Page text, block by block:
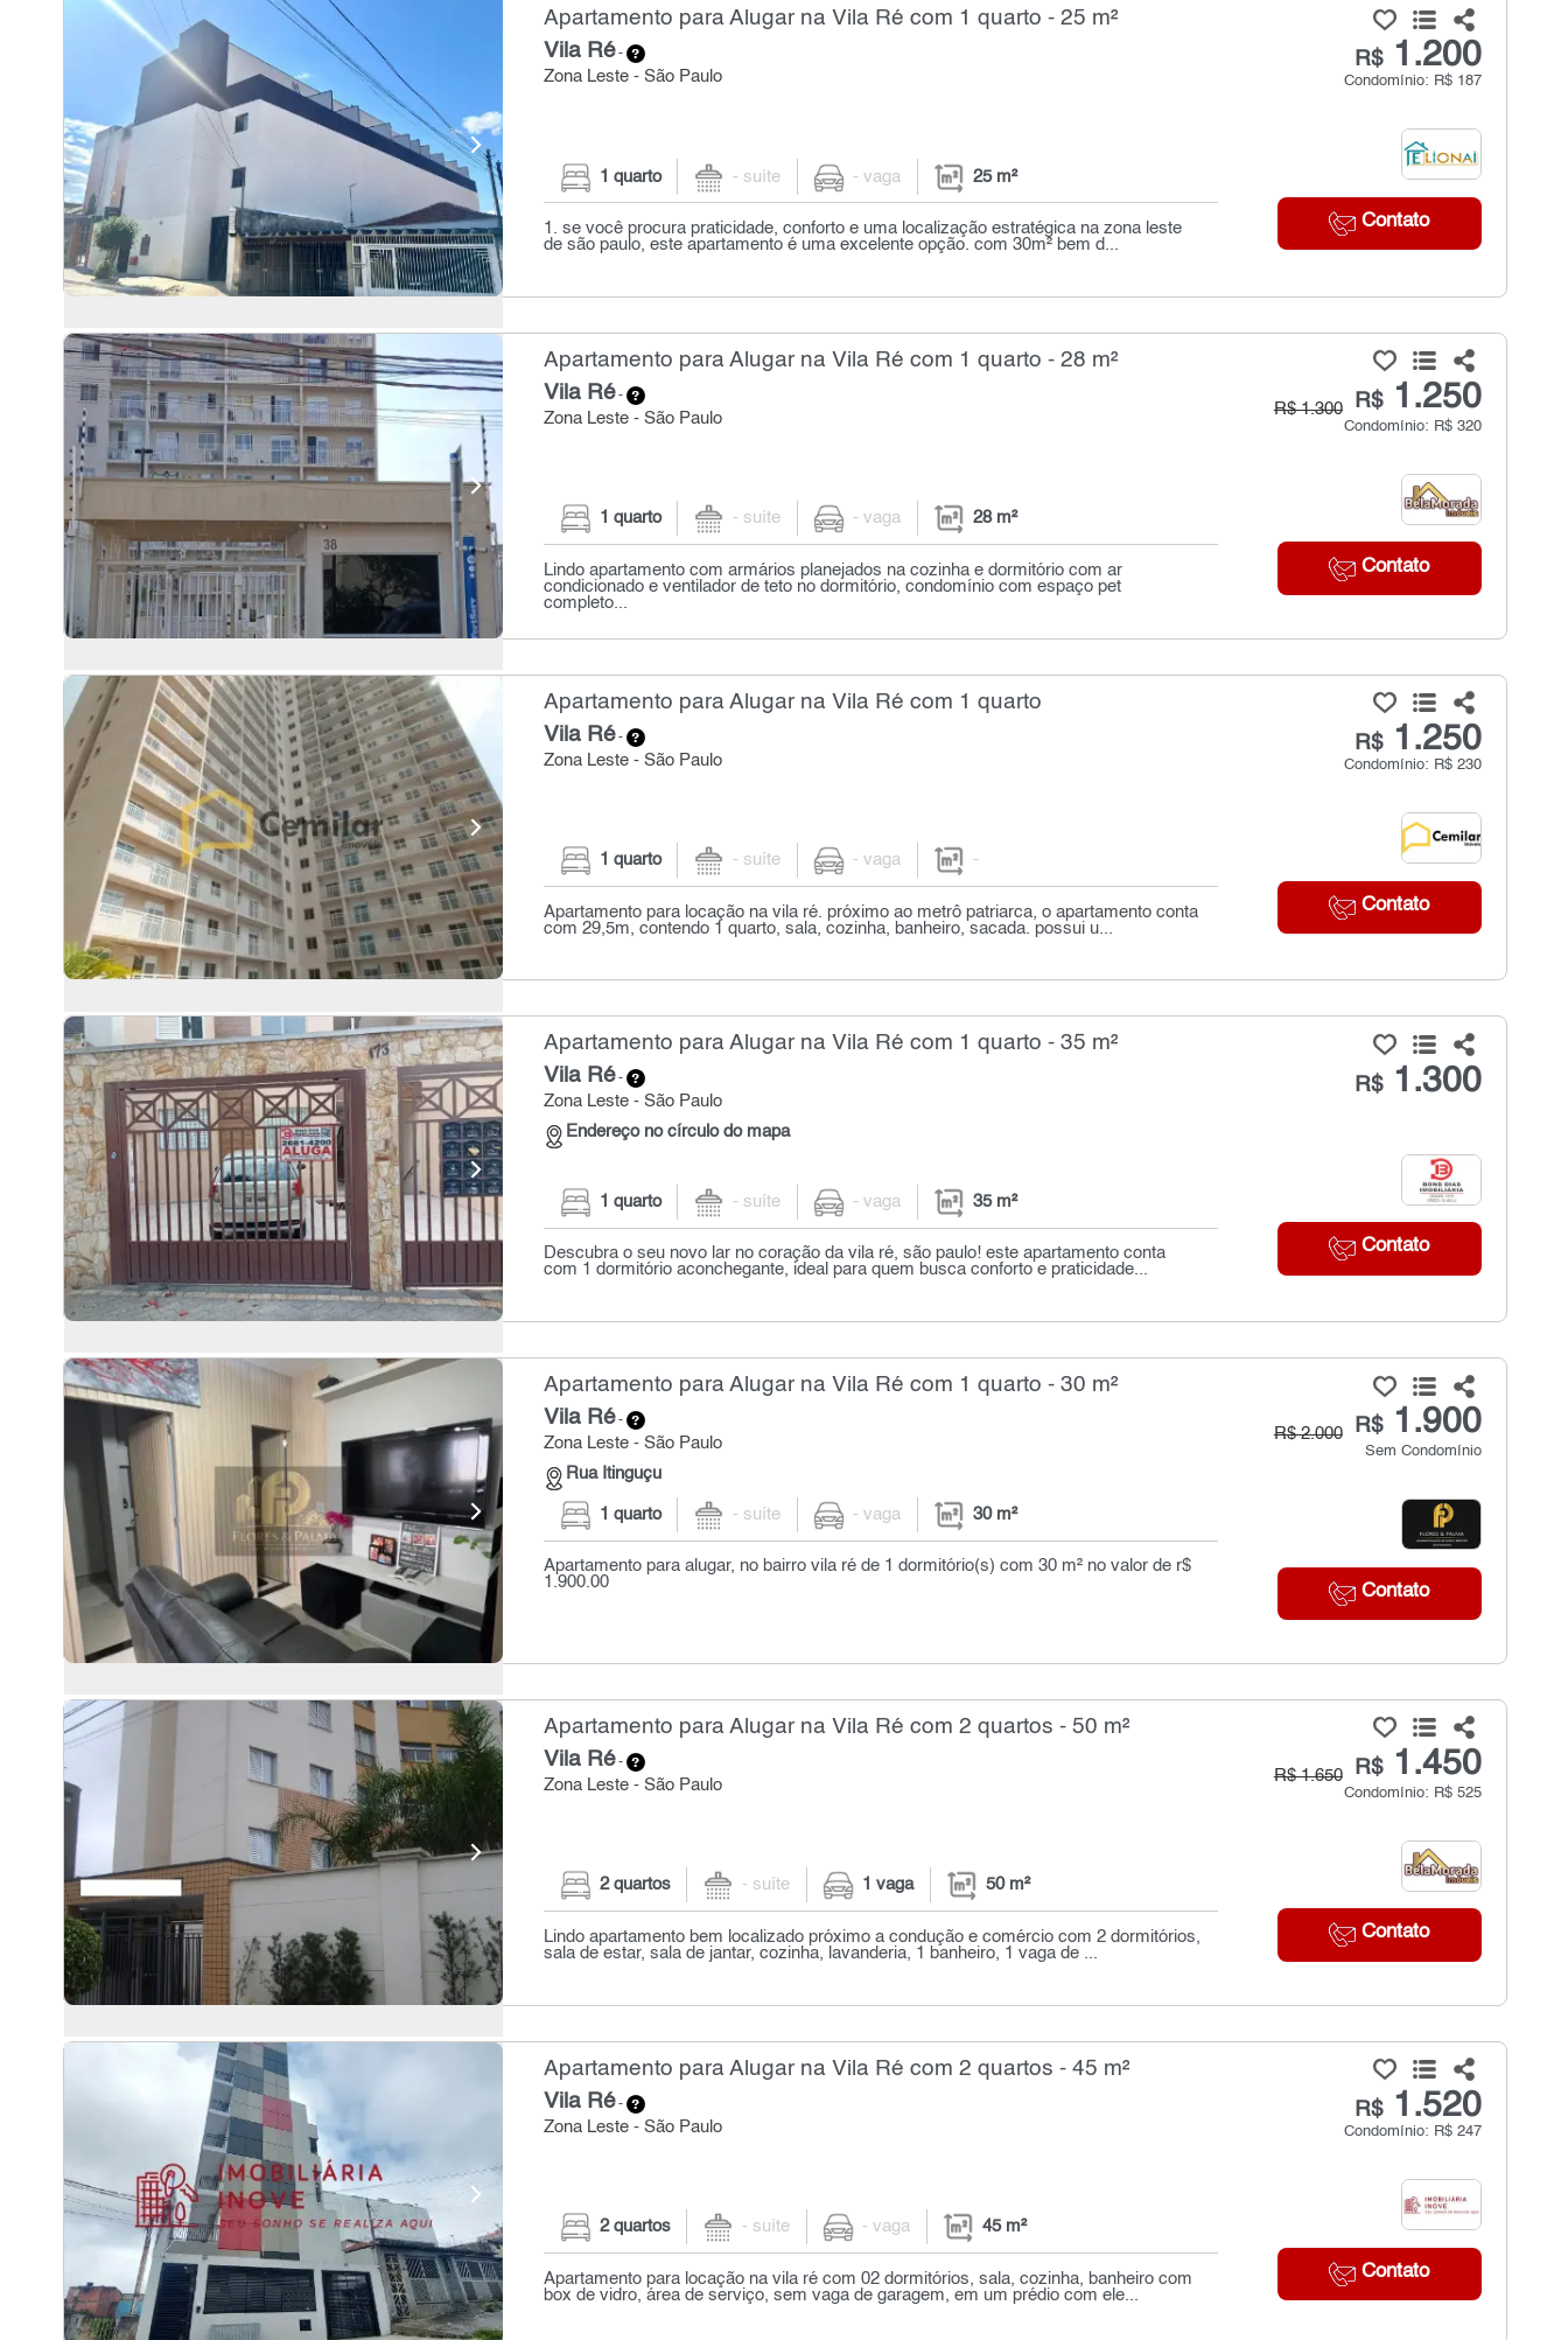
Apartamento para Alugar na Vila Ré com 1 quarto - 25 m²
Vila Ré-
Zona Leste - São Paulo
R$1.200
Condomínio: R$ 187
Contato
1 quarto - suíte - vaga 25 m²
1. se você procura praticidade, conforto e uma localização estratégica na zona leste
de são paulo, este apartamento é uma excelente opção. com 30m² bem d...
Apartamento para Alugar na Vila Ré com 1 quarto - 28 m²
Vila Ré-
Zona Leste - São Paulo
R$1.250
R$ 1.300
Condomínio: R$ 320
Contato
1 quarto - suíte - vaga 28 m²
Lindo apartamento com armários planejados na cozinha e dormitório com ar
condicionado e ventilador de teto no dormitório, condomínio com espaço pet
completo...
Apartamento para Alugar na Vila Ré com 1 quarto
Vila Ré-
Zona Leste - São Paulo
R$1.250
Condomínio: R$ 230
Contato
1 quarto - suíte - vaga -
Apartamento para locação na vila ré. próximo ao metrô patriarca, o apartamento conta
com 29,5m, contendo 1 quarto, sala, cozinha, banheiro, sacada. possui u...
Apartamento para Alugar na Vila Ré com 1 quarto - 35 m²
Vila Ré-
Zona Leste - São Paulo
Endereço no círculo do mapa
R$1.300
Contato
1 quarto - suíte - vaga 35 m²
Descubra o seu novo lar no coração da vila ré, são paulo! este apartamento conta
com 1 dormitório aconchegante, ideal para quem busca conforto e praticidade...
Apartamento para Alugar na Vila Ré com 1 quarto - 30 m²
Vila Ré-
Zona Leste - São Paulo
Rua Itinguçu
R$1.900
R$ 2.000
Sem Condomínio
Contato
1 quarto - suíte - vaga 30 m²
Apartamento para alugar, no bairro vila ré de 1 dormitório(s) com 30 m² no valor de r$
1.900.00
Apartamento para Alugar na Vila Ré com 2 quartos - 50 m²
Vila Ré-
Zona Leste - São Paulo
R$1.450
R$ 1.650
Condomínio: R$ 525
Contato
2 quartos - suíte 1 vaga 50 m²
Lindo apartamento bem localizado próximo a condução e comércio com 2 dormitórios,
sala de estar, sala de jantar, cozinha, lavanderia, 1 banheiro, 1 vaga de ...
Apartamento para Alugar na Vila Ré com 2 quartos - 45 m²
Vila Ré-
Zona Leste - São Paulo
R$1.520
Condomínio: R$ 247
Contato
2 quartos - suíte - vaga 45 m²
Apartamento para locação na vila ré com 02 dormitórios, sala, cozinha, banheiro com
box de vidro, área de serviço, sem vaga de garagem, em um prédio com ele...